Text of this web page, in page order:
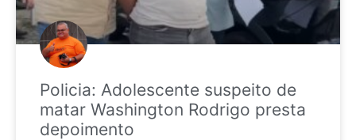
Policia: Adolescente suspeito de
matar Washington Rodrigo presta
depoimento